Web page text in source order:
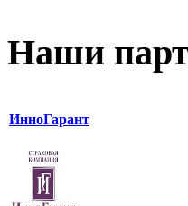
Наши
ИнноГарант